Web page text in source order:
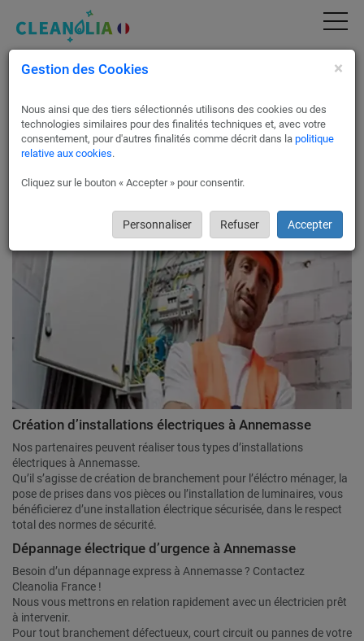
Dépannage express, travaux d'électricité à
Nous vous ferons bénéficier de l’expertise de nos électriciens
partenaires, pour tous travaux ou interventions à Annemasse
74100.
leur respects des normes ainsi que la qualité de leurs
Création d’installations électriques à Annemasse
Nos partenaires peuvent réaliser tous types d’installations
électriques à Annemasse.
Qu’il s’agisse de création de branchement pour l’éléctro ménager, la
pose de prises dans vos pièces ou l’installation de luminaires, vous
bénéficierez d’une installation électrique sécurisée, dans le respect
total des normes de sécurité.
Dépannage électrique d’urgence à Annemasse
Besoin d’un dépannage express à Annemasse ? Contactez
Cleanolia France !
Nous vous mettrons en relation rapidement avec un électricien prêt
à intervenir.
Pour tout branchement défectueux, court circuit ou pannes de votre
Gestion des Cookies ×
Nous ainsi que des tiers sélectionnés utilisons des cookies ou des
technologies similaires pour des finalités techniques et, avec votre
consentement, pour d'autres finalités comme décrit dans la politique
relative aux cookies.
Cliquez sur le bouton « Accepter » pour consentir.
Personnaliser Refuser Accepter